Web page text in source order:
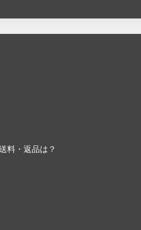
料・返品は？